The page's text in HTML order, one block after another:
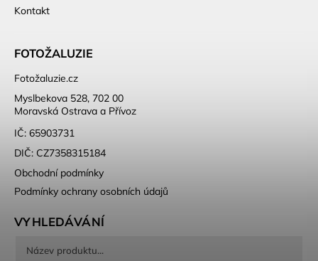
Kontakt
FOTOŽALUZIE
Fotožaluzie.cz
Myslbekova 528, 702 00
Moravská Ostrava a Přívoz
IČ: 65903731
DIČ: CZ7358315184
Obchodní podmínky
Podmínky ochrany osobních údajů
VYHLEDÁVÁNÍ